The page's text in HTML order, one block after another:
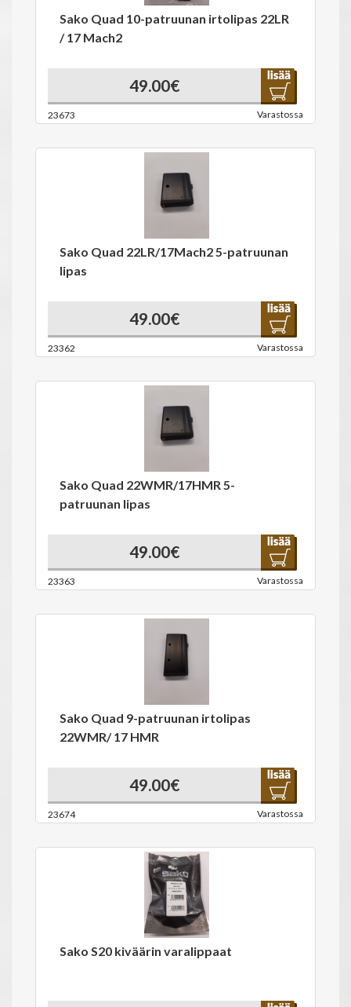
Sako Quad 10-patruunan irtolipas 22LR
/ 17 Mach2
49.00€
23673 Varastossa
Sako Quad 22LR/17Mach2 5-patruunan
lipas
49.00€
23362 Varastossa
Sako Quad 22WMR/17HMR 5-
patruunan lipas
49.00€
23363 Varastossa
Sako Quad 9-patruunan irtolipas
22WMR/ 17 HMR
49.00€
23674 Varastossa
Sako S20 kiväärin varalippaat